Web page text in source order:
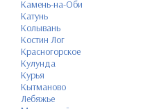
Камень-на-Оби
Катунь
Колывань
Костин Лог
Красногорское
Кулунда
Курья
Кытманово
Лебяжье